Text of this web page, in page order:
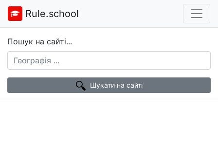
Rule.school
Пошук на сайті...
Шукати на сайті